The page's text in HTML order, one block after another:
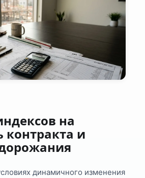
на
контракта и
динамичного изменения